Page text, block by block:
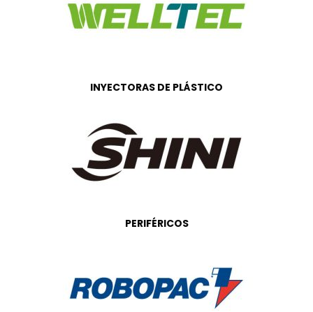
INYECTORAS DE PLÁSTICO
PERIFÉRICOS